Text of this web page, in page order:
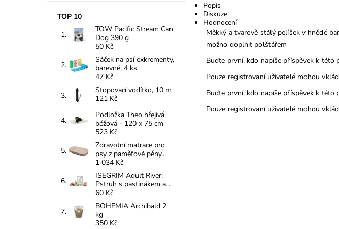
Popis
Diskuze
Hodnocení
Měkký a tvarově stálý pelíšek v hnědé
možno doplnit polštářem
Buďte první, kdo napíše příspěvek k této
Pouze registrovaní uživatelé mohou
Buďte první, kdo napíše příspěvek k této
Pouze registrovaní uživatelé mohou
TOP 10
TOW Pacific Stream Can
Dog 390 g
50 Kč
Sáček na psí exkrementy,
barevné, 4 ks
47 Kč
Stopovací vodítko, 10 m
121 Kč
Podložka Theo hřejivá,
béžová - 120 x 75 cm
523 Kč
Zdravotní matrace pro
psy z paměťové pěny...
1 034 Kč
ISEGRIM Adult River:
Pstruh s pastinákem a...
60 Kč
BOHEMIA Archibald 2
kg
350 Kč